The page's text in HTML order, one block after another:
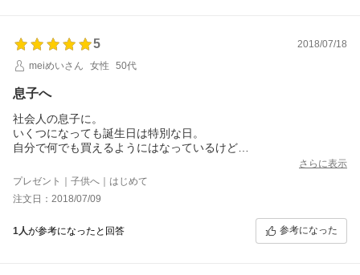
5
2018/07/18
meiめいさん
女性 50代
息子へ
社会人の息子に。
いくつになっても誕生日は特別な日。
自分で何でも買えるようにはなっているけど
ちょっと自分では買わないアイデア商品的なものを探していまし
た。
カードフレグランスって初めて聞いた～、ほんのりグリーンノー
トの香りのついた名刺っていいかも～、と、この商品を選びまし
気に入ってくれたようです。
さらに表示
プレゼント｜子供へ｜はじめて
注文日：2018/07/09
1人が参考になったと回答 参考になった